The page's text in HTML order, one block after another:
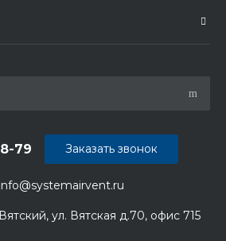
info@systemairvent.ru
79
ул. Вятская д.70, офис 715
Заказать звонок